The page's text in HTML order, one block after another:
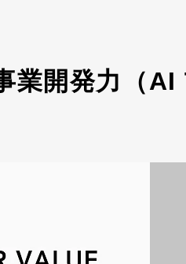
業開発力（